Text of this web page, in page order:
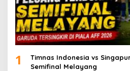
1
Timnas Indonesia vs
Semifinal Melayang